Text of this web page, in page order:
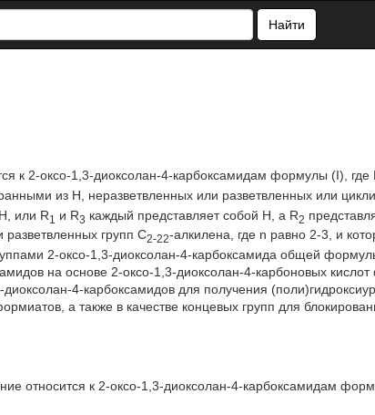
Найти
к 2-оксо-1,3-диоксолан-4-карбоксамидам формулы (I), где
из Н, неразветвленных или разветвленных или
или R1 и R3 каждый представляет собой Н, a R2
разветвленных групп С2-22-алкилена, где n равно 2-3, и
2-оксо-1,3-диоксолан-4-карбоксамида общей
на основе 2-оксо-1,3-диоксолан-4-карбоновых
4-карбоксамидов для получения
а также в качестве концевых групп для
относится к 2-оксо-1,3-диоксолан-4-карбоксамидам